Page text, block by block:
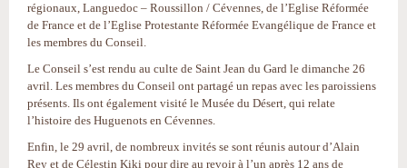
régionaux, Languedoc – Roussillon / Cévennes, de l’Eglise Réformée
de France et de l’Eglise Protestante Réformée Evangélique de France et
les membres du Conseil.
Le Conseil s’est rendu au culte de Saint Jean du Gard le dimanche 26
avril. Les membres du Conseil ont partagé un repas avec les paroissiens
présents. Ils ont également visité le Musée du Désert, qui relate
l’histoire des Huguenots en Cévennes.
Enfin, le 29 avril, de nombreux invités se sont réunis autour d’Alain
Rey et de Célestin Kiki pour dire au revoir à l’un après 12 ans de